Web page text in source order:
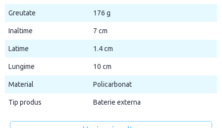
Greutate 176 g
Inaltime 7 cm
Latime 1.4 cm
Lungime 10 cm
Material Policarbonat
Tip produs Baterie externa